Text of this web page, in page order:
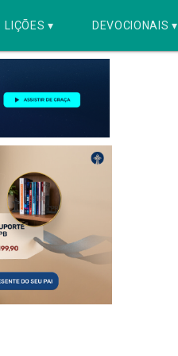
LIÇÕES ▾ DEVOCIONAIS ▾